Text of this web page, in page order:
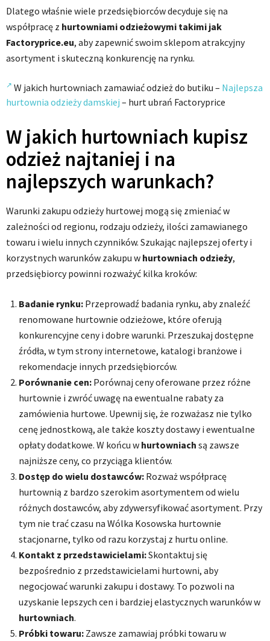
Dlatego właśnie wiele przedsiębiorców decyduje się na
współpracę z hurtowniami odzieżowymi takimi jak
Factoryprice.eu, aby zapewnić swoim sklepom atrakcyjny
asortyment i skuteczną konkurencję na rynku.
W jakich hurtowniach zamawiać odzież do butiku – Najlepsza
hurtownia odzieży damskiej – hurt ubrań Factoryprice
W jakich hurtowniach kupisz
odzież najtaniej i na
najlepszych warunkach?
Warunki zakupu odzieży hurtowej mogą się zmieniać w
zależności od regionu, rodzaju odzieży, ilości zamawianego
towaru i wielu innych czynników. Szukając najlepszej oferty i
korzystnych warunków zakupu w hurtowniach odzieży,
przedsiębiorcy powinni rozważyć kilka kroków:
Badanie rynku: Przeprowadź badania rynku, aby znaleźć
renomowane hurtownie odzieżowe, które oferują
konkurencyjne ceny i dobre warunki. Przeszukaj dostępne
źródła, w tym strony internetowe, katalogi branżowe i
rekomendacje innych przedsiębiorców.
Porównanie cen: Porównaj ceny oferowane przez różne
hurtownie i zwróć uwagę na ewentualne rabaty za
zamówienia hurtowe. Upewnij się, że rozważasz nie tylko
cenę jednostkową, ale także koszty dostawy i ewentualne
opłaty dodatkowe. W końcu w hurtowniach są zawsze
najniższe ceny, co przyciąga klientów.
Dostęp do wielu dostawców: Rozważ współpracę
hurtownią z bardzo szerokim asortymentem od wielu
różnych dostawców, aby zdywersyfikować asortyment. Przy
tym nie trać czasu na Wólka Kosowska hurtownie
stacjonarne, tylko od razu korzystaj z hurtu online.
Kontakt z przedstawicielami:Skontaktuj się
bezpośrednio z przedstawicielami hurtowni, aby
negocjować warunki zakupu i dostawy. To pozwoli na
uzyskanie lepszych cen i bardziej elastycznych warunków w
hurtowniach.
Próbki towaru: Zawsze zamawiaj próbki towaru w